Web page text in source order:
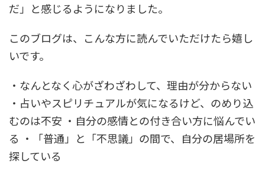
だ」と感じるようになりました。
このブログは、こんな方に読んでいただけたら嬉し
いです。
・なんとなく心がざわざわして、理由が分からない
・占いやスピリチュアルが気になるけど、のめり込
むのは不安 ・自分の感情との付き合い方に悩んでい
る ・「普通」と「不思議」の間で、自分の居場所を
探している